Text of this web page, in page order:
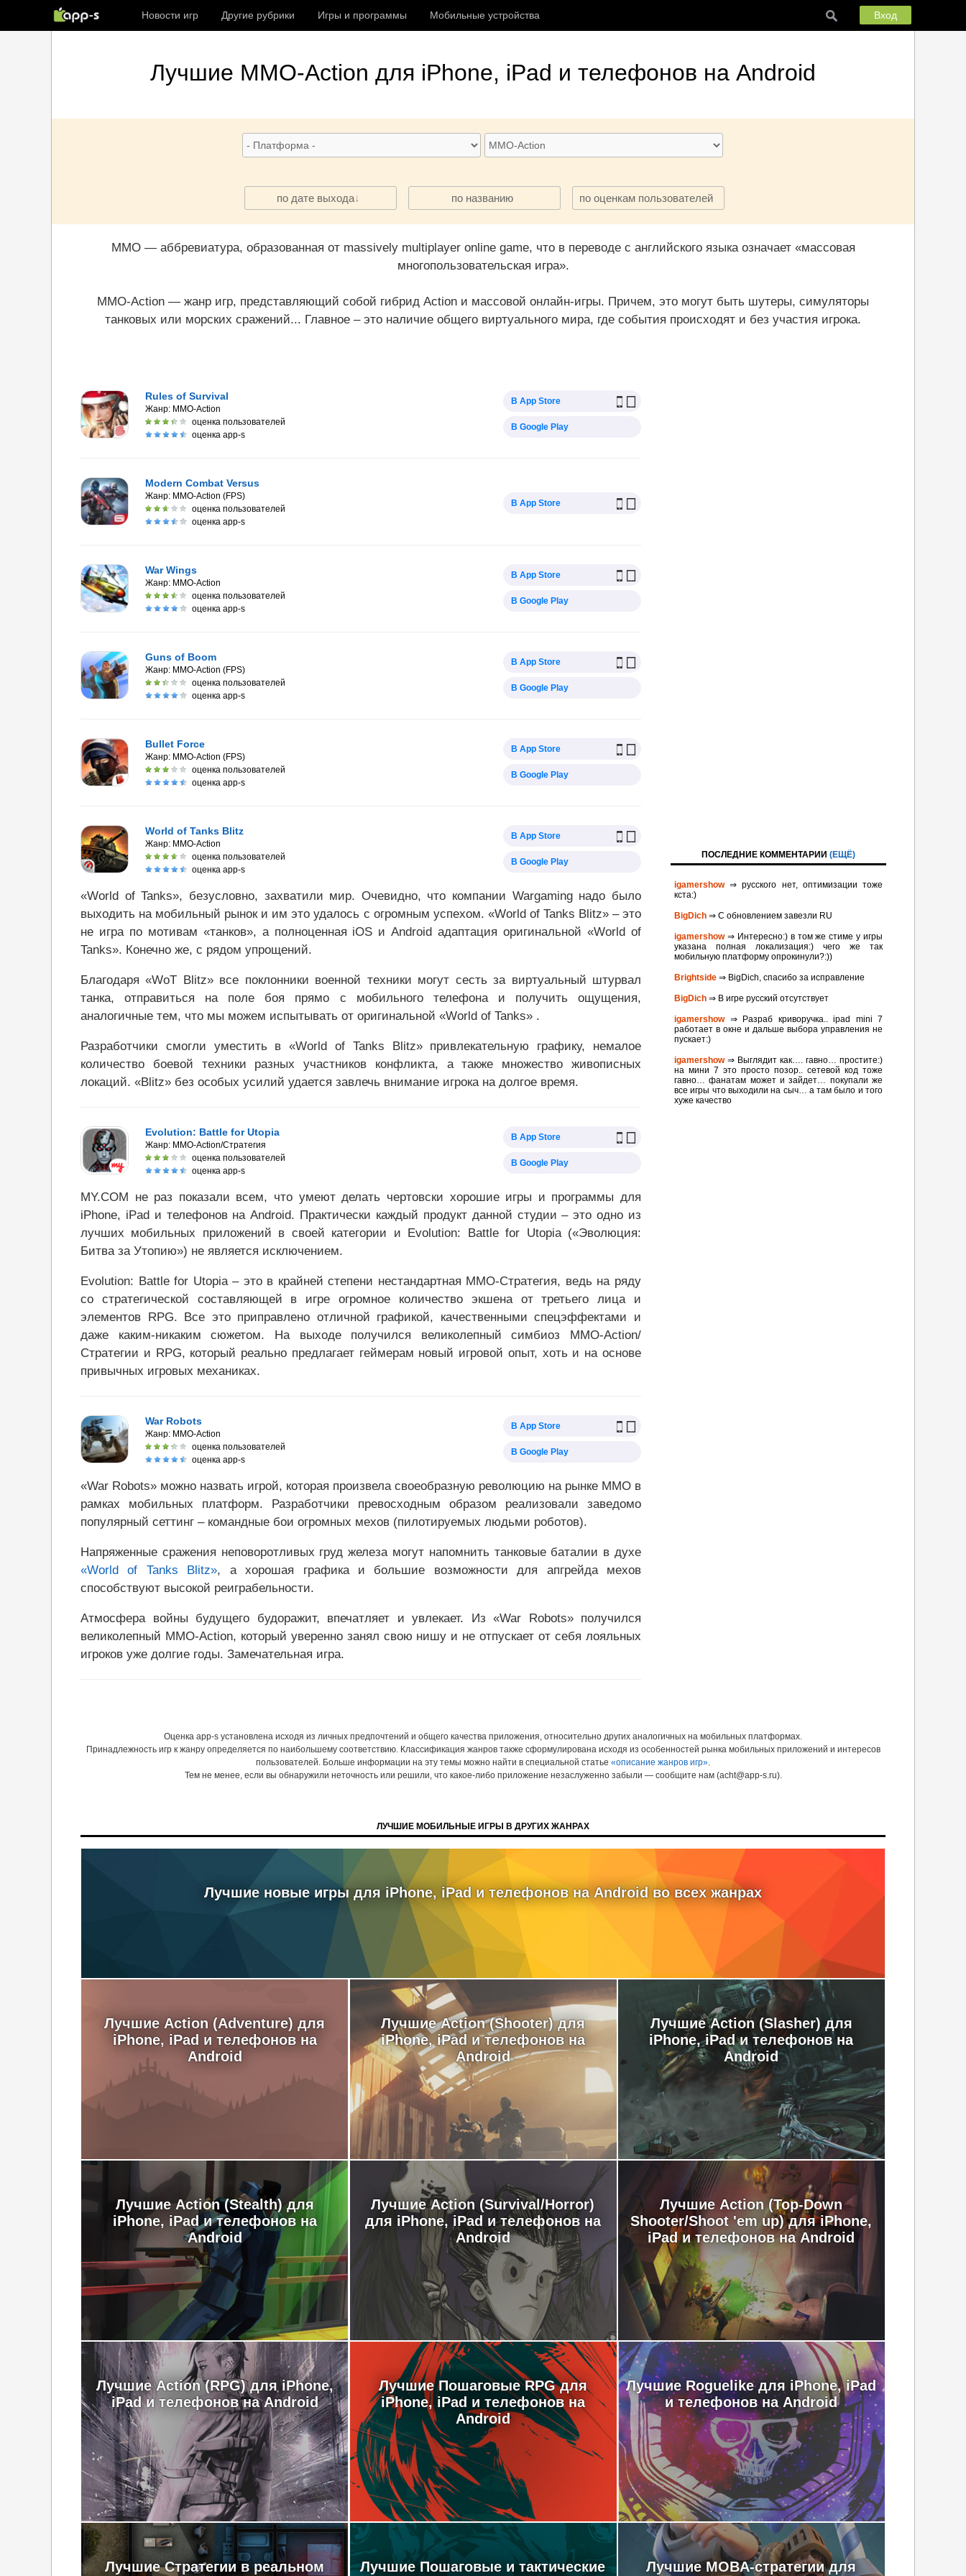
Новости игр Другие рубрики Игры и программы Мобильные устройства Вход
Лучшие MMO-Action для iPhone, iPad и телефонов на Android
по дате выхода · по названию · по оценкам пользователей
MMO — аббревиатура, образованная от massively multiplayer online game, что в переводе с английского языка означает «массовая
многопользовательская игра».
MMO-Action — жанр игр, представляющий собой гибрид Action и массовой онлайн-игры. Причем, это могут быть шутеры, симуляторы
танковых или морских сражений... Главное – это наличие общего виртуального мира, где события происходят и без участия игрока.
Rules of Survival
Жанр: MMO-Action
оценка пользователей
оценка app-s
В App Store
В Google Play
Modern Combat Versus
Жанр: MMO-Action (FPS)
оценка пользователей
оценка app-s
В App Store
War Wings
Жанр: MMO-Action
оценка пользователей
оценка app-s
В App Store
В Google Play
Guns of Boom
Жанр: MMO-Action (FPS)
оценка пользователей
оценка app-s
В App Store
В Google Play
Bullet Force
Жанр: MMO-Action (FPS)
оценка пользователей
оценка app-s
В App Store
В Google Play
World of Tanks Blitz
Жанр: MMO-Action
оценка пользователей
оценка app-s
В App Store
В Google Play
«World of Tanks», безусловно, захватили мир. Очевидно, что компании Wargaming надо было
выходить на мобильный рынок и им это удалось с огромным успехом. «World of Tanks Blitz» – это
не игра по мотивам «танков», а полноценная iOS и Android адаптация оригинальной «World of
Tanks». Конечно же, с рядом упрощений.
Благодаря «WoT Blitz» все поклонники военной техники могут сесть за виртуальный штурвал
танка, отправиться на поле боя прямо с мобильного телефона и получить ощущения,
аналогичные тем, что мы можем испытывать от оригинальной «World of Tanks» .
Разработчики смогли уместить в «World of Tanks Blitz» привлекательную графику, немалое
количество боевой техники разных участников конфликта, а также множество живописных
локаций. «Blitz» без особых усилий удается завлечь внимание игрока на долгое время.
Evolution: Battle for Utopia
Жанр: MMO-Action/Стратегия
оценка пользователей
оценка app-s
В App Store
В Google Play
MY.COM не раз показали всем, что умеют делать чертовски хорошие игры и программы для
iPhone, iPad и телефонов на Android. Практически каждый продукт данной студии – это одно из
лучших мобильных приложений в своей категории и Evolution: Battle for Utopia («Эволюция:
Битва за Утопию») не является исключением.
Evolution: Battle for Utopia – это в крайней степени нестандартная MMO-Стратегия, ведь на ряду
со стратегической составляющей в игре огромное количество экшена от третьего лица и
элементов RPG. Все это приправлено отличной графикой, качественными спецэффектами и
даже каким-никаким сюжетом. На выходе получился великолепный симбиоз MMO-Action/
Стратегии и RPG, который реально предлагает геймерам новый игровой опыт, хоть и на основе
привычных игровых механиках.
War Robots
Жанр: MMO-Action
оценка пользователей
оценка app-s
В App Store
В Google Play
«War Robots» можно назвать игрой, которая произвела своеобразную революцию на рынке MMO в
рамках мобильных платформ. Разработчики превосходным образом реализовали заведомо
популярный сеттинг – командные бои огромных мехов (пилотируемых людьми роботов).
Напряженные сражения неповоротливых груд железа могут напомнить танковые баталии в духе
«World of Tanks Blitz», а хорошая графика и большие возможности для апгрейда мехов
способствуют высокой реиграбельности.
Атмосфера войны будущего будоражит, впечатляет и увлекает. Из «War Robots» получился
великолепный MMO-Action, который уверенно занял свою нишу и не отпускает от себя лояльных
игроков уже долгие годы. Замечательная игра.
ПОСЛЕДНИЕ КОММЕНТАРИИ (ЕЩЁ)
igamershow⇒ русского нет, оптимизации тоже
кста:)
BigDich ⇒ С обновлением завезли RU
igamershow⇒ Интересно:) в том же стиме у игры
указана полная локализация:) чего же так
мобильную платформу опрокинули?:))
Brightside ⇒ BigDich, спасибо за исправление
BigDich ⇒ В игре русский отсутствует
igamershow⇒ Разраб криворучка.. ipad mini 7
работает в окне и дальше выбора управления не
пускает:)
igamershow⇒ Выглядит как…. гавно… простите:)
на мини 7 это просто позор.. сетевой код тоже
гавно… фанатам может и зайдет… покупали же
все игры что выходили на сыч… а там было и того
хуже качество
Оценка app-s установлена исходя из личных предпочтений и общего качества приложения, относительно других аналогичных на мобильных платформах.
Принадлежность игр к жанру определяется по наибольшему соответствию. Классификация жанров также сформулирована исходя из особенностей рынка мобильных приложений и интересов
пользователей. Больше информации на эту темы можно найти в специальной статье «описание жанров игр».
Тем не менее, если вы обнаружили неточность или решили, что какое-либо приложение незаслуженно забыли — сообщите нам (acht@app-s.ru).
ЛУЧШИЕ МОБИЛЬНЫЕ ИГРЫ В ДРУГИХ ЖАНРАХ
Лучшие новые игры для iPhone, iPad и телефонов на Android во всех жанрах
Лучшие Action (Adventure) для
iPhone, iPad и телефонов на
Android
Лучшие Action (Shooter) для
iPhone, iPad и телефонов на
Android
Лучшие Action (Slasher) для
iPhone, iPad и телефонов на
Android
Лучшие Action (Stealth) для
iPhone, iPad и телефонов на
Android
Лучшие Action (Survival/Horror)
для iPhone, iPad и телефонов на
Android
Лучшие Action (Top-Down
Shooter/Shoot 'em up) для iPhone,
iPad и телефонов на Android
Лучшие Action (RPG) для iPhone,
iPad и телефонов на Android
Лучшие Пошаговые RPG для
iPhone, iPad и телефонов на
Android
Лучшие Roguelike для iPhone, iPad
и телефонов на Android
Лучшие Стратегии в реальном
Лучшие Пошаговые и тактические
Лучшие MOBA-стратегии для